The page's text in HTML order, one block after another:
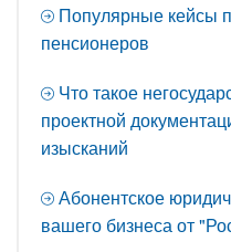
Популярные кейсы
пенсионеров
Что такое
проектной
изысканий
Абонентское
вашего бизнеса от